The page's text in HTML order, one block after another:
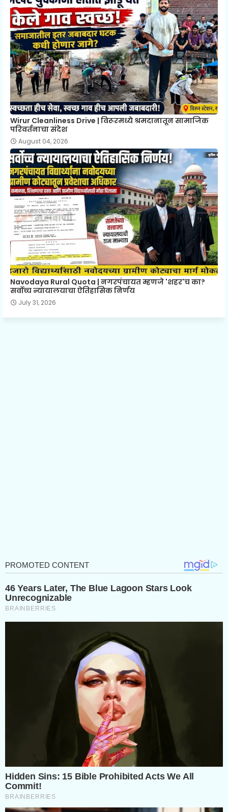
Wirur Cleanliness Drive | विरूरमध्ये श्रमदानातून सामाजिक
परिवर्तनाचा संदेश
August 04, 2026
Navodaya Rural Quota | नगरपंचायत म्हणजे 'शहर'च का?
सर्वोच्च न्यायालयाचा ऐतिहासिक निर्णय
July 31, 2026